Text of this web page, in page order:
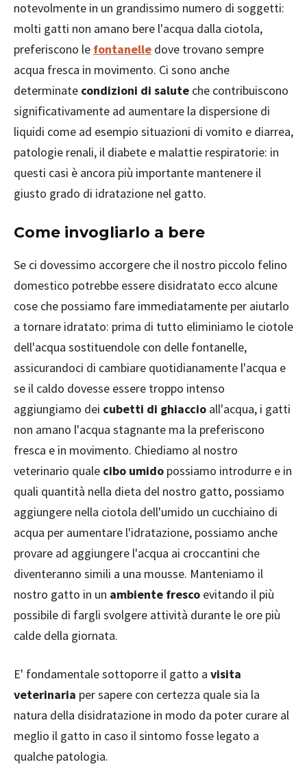
notevolmente in un grandissimo numero di soggetti:
molti gatti non amano bere l'acqua dalla ciotola,
preferiscono le fontanelle dove trovano sempre
acqua fresca in movimento. Ci sono anche
determinate condizioni di salute che contribuiscono
significativamente ad aumentare la dispersione di
liquidi come ad esempio situazioni di vomito e diarrea,
patologie renali, il diabete e malattie respiratorie: in
questi casi è ancora più importante mantenere il
giusto grado di idratazione nel gatto.
Come invogliarlo a bere
Se ci dovessimo accorgere che il nostro piccolo felino
domestico potrebbe essere disidratato ecco alcune
cose che possiamo fare immediatamente per aiutarlo
a tornare idratato: prima di tutto eliminiamo le ciotole
dell'acqua sostituendole con delle fontanelle,
assicurandoci di cambiare quotidianamente l'acqua e
se il caldo dovesse essere troppo intenso
aggiungiamo dei cubetti di ghiaccio all'acqua, i gatti
non amano l'acqua stagnante ma la preferiscono
fresca e in movimento. Chiediamo al nostro
veterinario quale cibo umido possiamo introdurre e in
quali quantità nella dieta del nostro gatto, possiamo
aggiungere nella ciotola dell'umido un cucchiaino di
acqua per aumentare l'idratazione, possiamo anche
provare ad aggiungere l'acqua ai croccantini che
diventeranno simili a una mousse. Manteniamo il
nostro gatto in un ambiente fresco evitando il più
possibile di fargli svolgere attività durante le ore più
calde della giornata.
E' fondamentale sottoporre il gatto a visita
veterinaria per sapere con certezza quale sia la
natura della disidratazione in modo da poter curare al
meglio il gatto in caso il sintomo fosse legato a
qualche patologia.